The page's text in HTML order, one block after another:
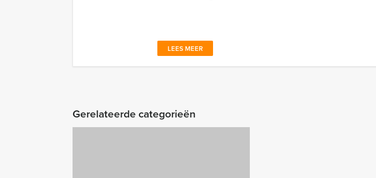
LEES MEER
Gerelateerde categorieën